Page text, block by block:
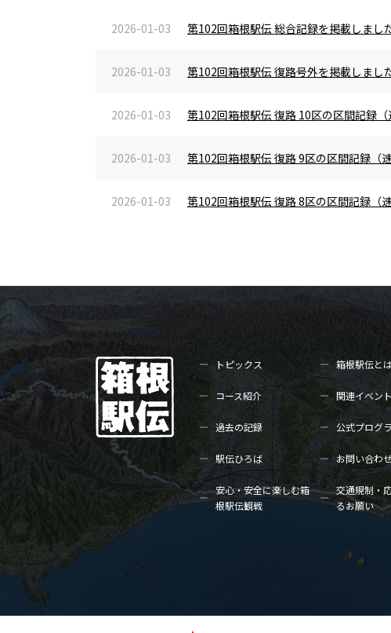
2026-01-03 第102回箱根駅伝 総合記録を掲載しまし
2026-01-03 第102回箱根駅伝 復路号外を掲載しまし
2026-01-03 第102回箱根駅伝 復路 10区の区間記録
2026-01-03 第102回箱根駅伝 復路 9区の区間記録（
2026-01-03 第102回箱根駅伝 復路 8区の区間記録（
トピックス 箱根駅伝と
コース紹介 関連イベン
過去の記録 公式プログ
駅伝ひろば お問い合わ
安心・安全に楽しむ箱
根駅伝観戦
交通規制・
るお願い